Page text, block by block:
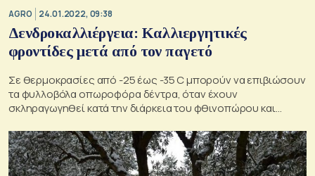
AGRO 24.01.2022, 09:38
Δενδροκαλλιέργεια: Καλλιεργητικές
φροντίδες μετά από τον παγετό
Σε θερμοκρασίες από -25 έως -35 C μπορούν να επιβιώσουν
τα φυλλοβόλα οπωροφόρα δέντρα, όταν έχουν
σκληραγωγηθεί κατά την διάρκεια του φθινοπώρου και